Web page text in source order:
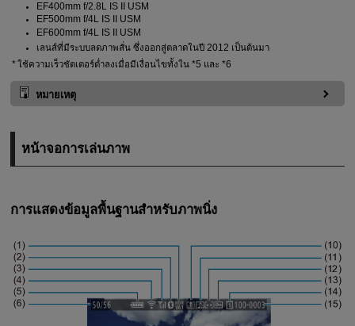
EF400mm f/2.8L IS II USM
EF500mm f/4L IS II USM
EF600mm f/4L IS II USM
เลนส์ที่มีระบบลดภาพสั่น ซึ่งออกสู่ตลาดในปี 2012 เป็นต้นมา
ใช้ความเร็วชัตเตอร์ต่ำลงเมื่อมีเงื่อนไขทั้งใน *5 และ *6
หมายเหตุ
หน้าจอการเล่นภาพ
การแสดงข้อมูลพื้นฐานสำหรับภาพนิ่ง